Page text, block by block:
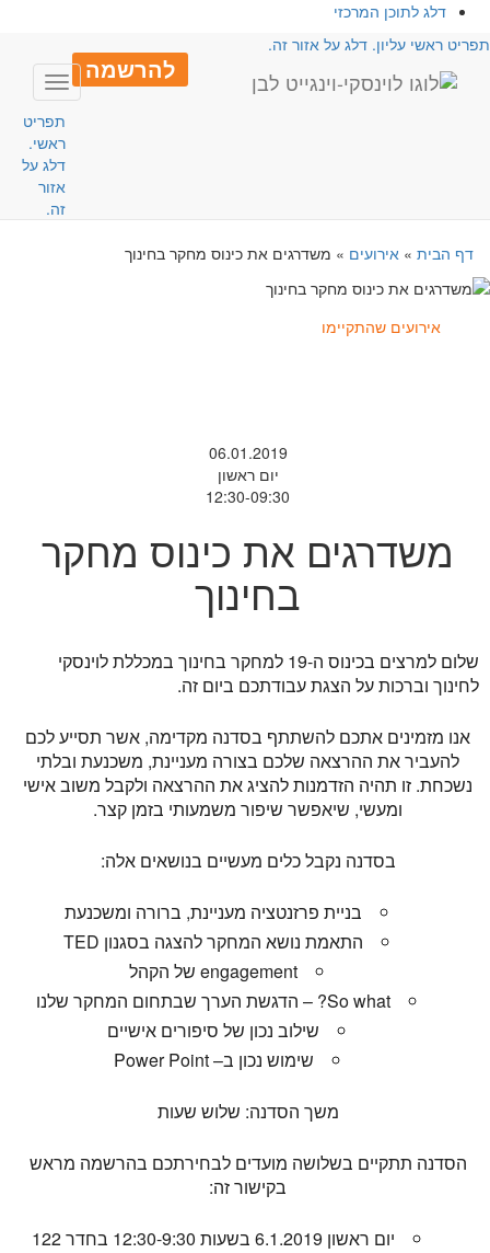
דלג לתוכן המרכזי
ראשי עליון. דלג על אזור זה.
להרשמה
Toggle
תפריט
ראשי.
דלג על
אזור
זה.
דף הבית» אירועים» משדרגים את כינוס מחקר בחינוך
אירועים שהתקיימו
06.01.2019
יום ראשון
12:30-09:30
משדרגים את כינוס מחקר
בחינוך
שלום למרצים בכינוס ה-19 למחקר בחינוך במכללת לוינסקי
לחינוך וברכות על הצגת עבודתכם ביום זה.
אנו מזמינים אתכם להשתתף בסדנה מקדימה, אשר תסייע לכם
להעביר את ההרצאה שלכם בצורה מעניינת, משכנעת ובלתי
נשכחת. זו תהיה הזדמנות להציג את ההרצאה ולקבל משוב אישי
ומעשי, שיאפשר שיפור משמעותי בזמן קצר.
בסדנה נקבל כלים מעשיים בנושאים אלה:
בניית פרזנטציה מעניינת, ברורה ומשכנעת
התאמת נושא המחקר להצגה בסגנון TED
engagement של הקהל
So what? – הדגשת הערך שבתחום המחקר שלנו
שילוב נכון של סיפורים אישיים
שימוש נכון ב– Power Point
משך הסדנה: שלוש שעות
הסדנה תתקיים בשלושה מועדים לבחירתכם בהרשמה מראש
בקישור זה:
יום ראשון 6.1.2019 בשעות 12:30-9:30 בחדר 122